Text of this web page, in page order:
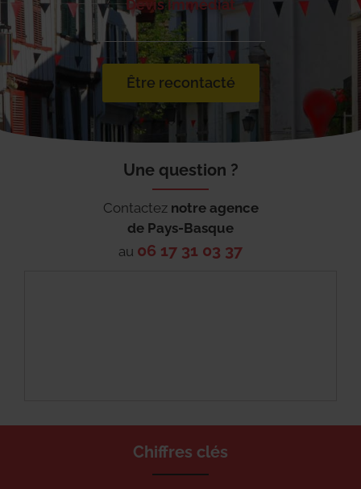
Devis immédiat
Être recontacté
Une question ?
Contactez notre agence
de Pays-Basque
au 06 17 31 03 37
Chiffres clés